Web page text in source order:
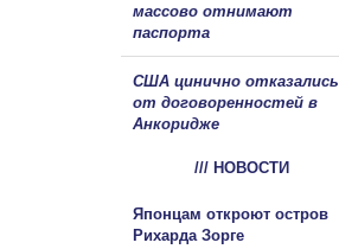
массово отнимают
паспорта
США цинично отказались
от договоренностей в
Анкоридже
/// НОВОСТИ
Японцам откроют остров
Рихарда Зорге